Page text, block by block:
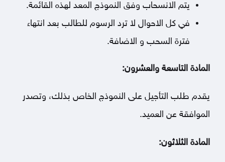
يتم الانسحاب وفق النموذج المعد لهذه القائمة.
في كل الاحوال لا ترد الرسوم للطالب بعد انتهاء
فترة السحب و الاضافة.
المادة التاسعة والعشرون:
يقدم طلب التأجيل على النموذج الخاص بذلك، وتصدر
الموافقة عن العميد.
المادة الثلاثون: